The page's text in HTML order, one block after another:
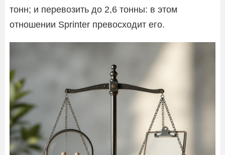
тонн; и перевозить до 2,6 тонны: в этом
отношении Sprinter превосходит его.